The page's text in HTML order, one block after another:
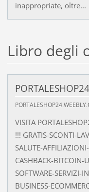
inappropriate, oltre...
Libro degli
VISITA
!!! GRATIS-SCONTI-
SALUTE-
CASHBACK-BITCOIN-
SOFTWARE-SERVIZI-
BUSINESS-